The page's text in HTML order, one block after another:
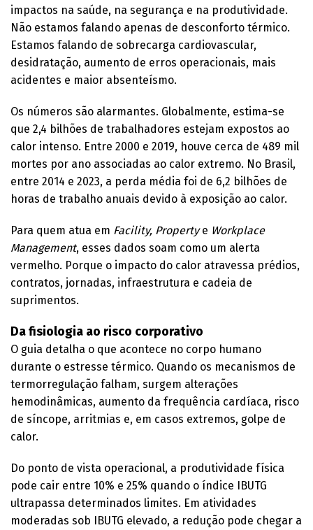
impactos na saúde, na segurança e na produtividade.
Não estamos falando apenas de desconforto térmico.
Estamos falando de sobrecarga cardiovascular,
desidratação, aumento de erros operacionais, mais
acidentes e maior absenteísmo.
Os números são alarmantes. Globalmente, estima-se
que 2,4 bilhões de trabalhadores estejam expostos ao
calor intenso. Entre 2000 e 2019, houve cerca de 489 mil
mortes por ano associadas ao calor extremo. No Brasil,
entre 2014 e 2023, a perda média foi de 6,2 bilhões de
horas de trabalho anuais devido à exposição ao calor.
Para quem atua em Facility, Propertye Workplace
Management, esses dados soam como um alerta
vermelho. Porque o impacto do calor atravessa prédios,
contratos, jornadas, infraestrutura e cadeia de
suprimentos.
Da fisiologia ao risco corporativo
O guia detalha o que acontece no corpo humano
durante o estresse térmico. Quando os mecanismos de
termorregulação falham, surgem alterações
hemodinâmicas, aumento da frequência cardíaca, risco
de síncope, arritmias e, em casos extremos, golpe de
calor.
Do ponto de vista operacional, a produtividade física
pode cair entre 10% e 25% quando o índice IBUTG
ultrapassa determinados limites. Em atividades
moderadas sob IBUTG elevado, a redução pode chegar a